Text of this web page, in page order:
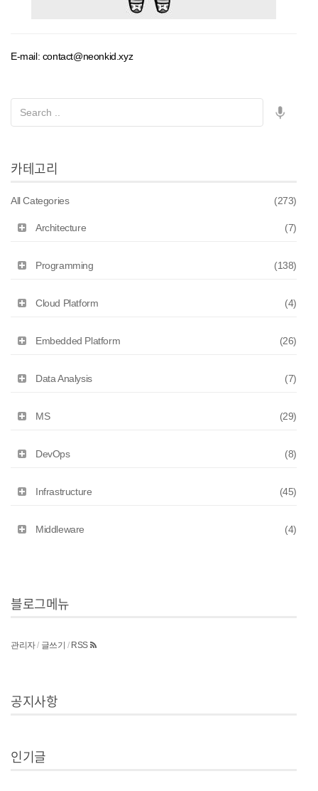
E-mail: contact@neonkid.xyz
카테고리
All Categories (273)
Architecture (7)
Programming (138)
Cloud Platform (4)
Embedded Platform (26)
Data Analysis (7)
MS (29)
DevOps (8)
Infrastructure (45)
Middleware (4)
블로그메뉴
관리자/ 글쓰기 / RSS
공지사항
인기글